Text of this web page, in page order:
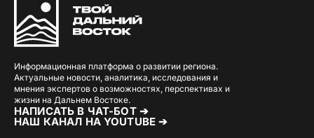
Информационная платформа о развитии региона.
Актуальные новости, аналитика, исследования и
мнения экспертов о возможностях, перспективах и
жизни на Дальнем Востоке.
НАПИСАТЬ В ЧАТ-БОТ ➔
НАШ КАНАЛ НА YOUTUBE ➔